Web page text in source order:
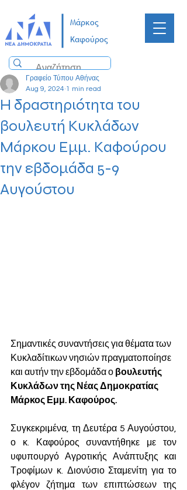
Μάρκος
Καφούρος
Η δραστηριότητα του
βουλευτή Κυκλάδων
Μάρκου Εμμ. Καφούρου
την εβδομάδα 5-9
Αυγούστου
Γραφείο Τύπου Αθήνας
Aug 9, 2024 1 min read
Σημαντικές συναντήσεις για θέματα των
Κυκλαδίτικων νησιών πραγματοποίησε
και αυτήν την εβδομάδα ο βουλευτής
Κυκλάδων της Νέας Δημοκρατίας
Μάρκος Εμμ. Καφούρος.
Συγκεκριμένα, τη Δευτέρα 5 Αυγούστου,
ο κ. Καφούρος συναντήθηκε με τον
υφυπουργό Αγροτικής Ανάπτυξης και
Τροφίμων κ. Διονύσιο Σταμενίτη για το
φλέγον ζήτημα των επιπτώσεων της